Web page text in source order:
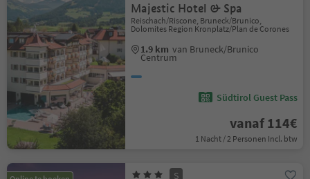
Majestic Hotel & Spa
Reischach/Riscone, Bruneck/Brunico,
Dolomites Region Kronplatz/Plan de Corones
1.9 km van Bruneck/Brunico
Centrum
Südtirol Guest Pass
vanaf 114€
1 Nacht / 2 Personen Incl. btw
S